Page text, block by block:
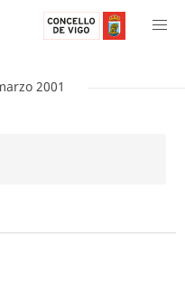
2001